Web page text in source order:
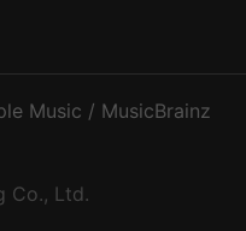
Music / MusicBrainz
Co., Ltd.